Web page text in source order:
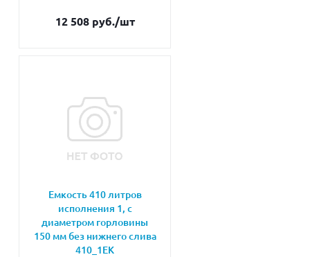
12 508 руб./шт
Емкость 410 литров
исполнения 1, с
диаметром горловины
150 мм без нижнего слива
410_1ЕК